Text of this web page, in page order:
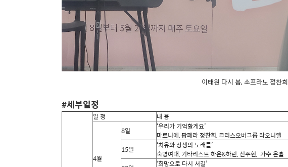
이태원 다시 봄, 소프라노 정찬희
#세부일정
일 정 내 용
4월
8일
‘우리가 기억할게요’
마로니에, 팝페라 정찬희, 크리스오버그룹 라오니엘
15일
‘치유와 상생의 노래를’
숙명여대, 기타리스트 하은&하린, 신주현, 가수 은휼
‘희망으로 다시 서길’